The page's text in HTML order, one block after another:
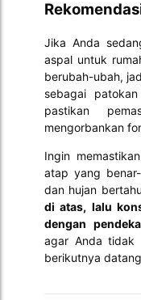
Jika Anda
aspal untuk
berubah-ubah,
sebagai
pastikan
mengorbankan
Ingin
atap yang
dan hujan
di atas, lalu
dengan
agar Anda tidak
berikutnya